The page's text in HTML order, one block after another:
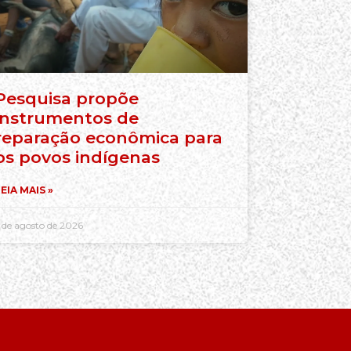
propõe
de
econômica para
povos indígenas
MAIS »
de agosto de 2026